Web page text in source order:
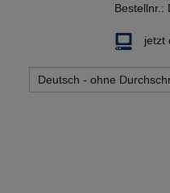
Bestellnr.:
jetzt